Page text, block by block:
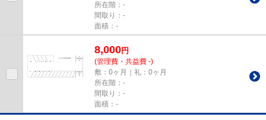
所在階：-
間取り：-
面積：-
8,000円
(管理費・共益費 -)
敷：0ヶ月｜礼：0ヶ月
所在階：-
間取り：-
面積：-